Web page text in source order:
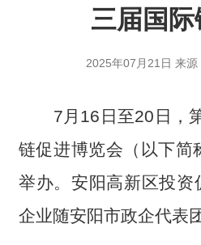
三届国
2025年07月21日 来源
7月16日至20日，第
链促进博览会（以下简
举办。安阳高新区投资
企业随安阳市政企代表